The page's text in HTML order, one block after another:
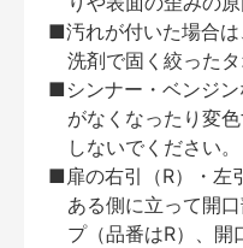
■汚れが付いた場合
洗剤で固く絞ったタ
■シンナー・ベンジ
がなくなったり変
しないでください。
■扉の右引（R）・左
ある側に立って開
プ（品番はR）、開